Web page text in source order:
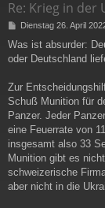
Re: Krieg in der
B
i
t
a
g
Dienstag 26. April
Was ist absurder:
oder Deutschland
Zur
Schuß Munition für
Panzer. Jeder
eine Feuerrate von
insgesamt also 33
Munition gibt es
schweizerische
aber nicht in die